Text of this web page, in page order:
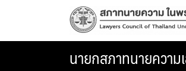
นายกสภาทนายควา